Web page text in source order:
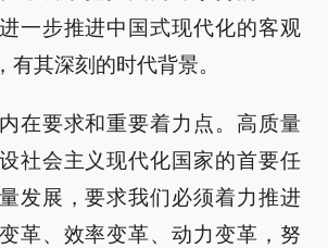
一步推进中国式现代化的客观
有其深刻的时代背景。
在要求和重要着力点。高质量
社会主义现代化国家的首要任
发展，要求我们必须着力推进
革、效率变革、动力变革，努